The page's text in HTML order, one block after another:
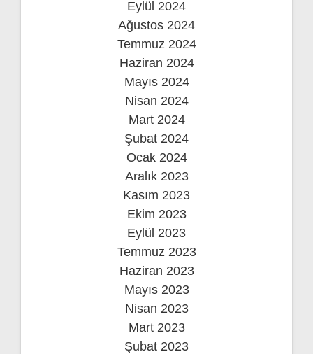
Eylül 2024
Ağustos 2024
Temmuz 2024
Haziran 2024
Mayıs 2024
Nisan 2024
Mart 2024
Şubat 2024
Ocak 2024
Aralık 2023
Kasım 2023
Ekim 2023
Eylül 2023
Temmuz 2023
Haziran 2023
Mayıs 2023
Nisan 2023
Mart 2023
Şubat 2023